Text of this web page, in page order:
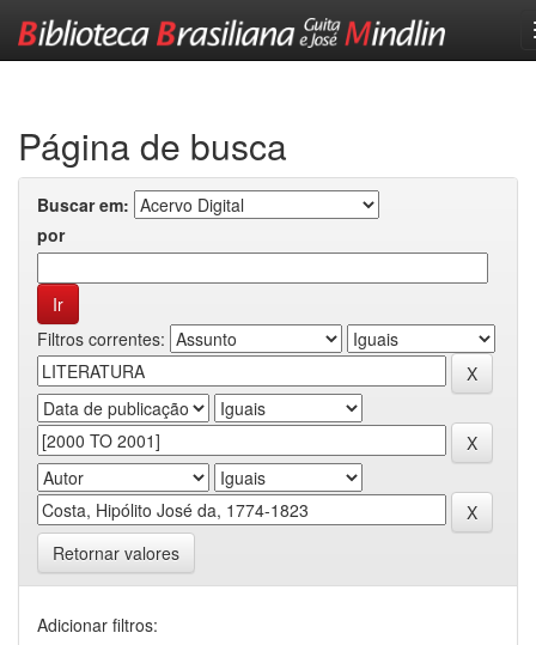
Página de busca
Buscar em:
por
Filtros correntes:
Retornar valores
Adicionar filtros: